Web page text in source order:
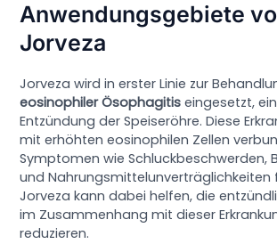
Anwendungsgebiete
Jorveza
Jorveza wird in erster Linie zur
eosinophiler Ösophagitis eingesetzt,
Entzündung der Speiseröhre. Diese
mit erhöhten eosinophilen Zellen
Symptomen wie Schluckbeschwerden,
und Nahrungsmittelunverträglichkeiten
Jorveza kann dabei helfen, die
im Zusammenhang mit dieser
reduzieren.